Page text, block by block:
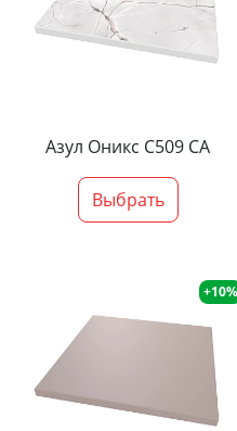
Азул Оникс С509 СА
Выбрать
+10%